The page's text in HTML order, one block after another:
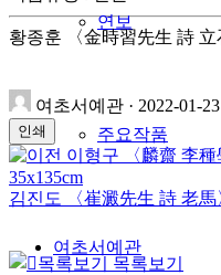
연보
주요작품
여초서예관
황종훈 〈金時習先生 詩 立
여초서예관 · 2022-01-
인쇄
이형구 〈麟齋 李種
35x135cm
김진도 〈崔澱先生 詩 老馬
목록보기